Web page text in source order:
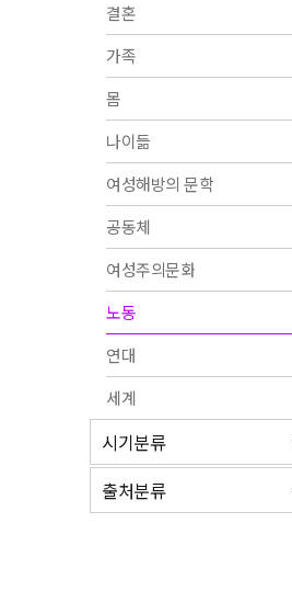
결혼
가족
몸
나이듦
여성해방의 문학
공동체
여성주의문화
노동
연대
세계
시기분류
출처분류